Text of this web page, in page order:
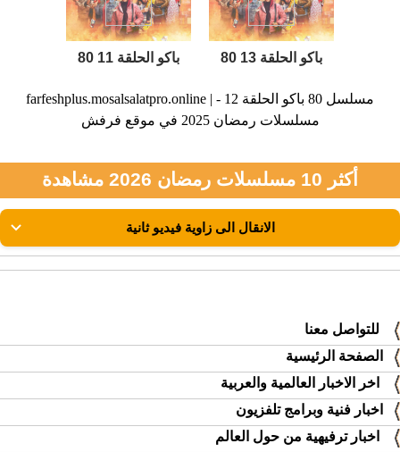
80 باكو الحلقة 13 80 باكو الحلقة 11
farfeshplus.mosalsalatpro.online | مسلسل 80 باكو الحلقة 12 -
مسلسلات رمضان 2025 في موقع فرفش
أكثر 10 مسلسلات رمضان 2026 مشاهدة
للتواصل معنا
الصفحة الرئيسية
اخر الاخبار العالمية والعربية
اخبار فنية وبرامج تلفزيون
اخبار ترفيهية من حول العالم